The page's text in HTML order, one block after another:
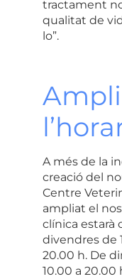
tractament
qualitat de
lo”.
A més de la
creació del
Centre
ampliat el
clínica estarà
divendres de
20.00 h. De
10.00 a 20.00